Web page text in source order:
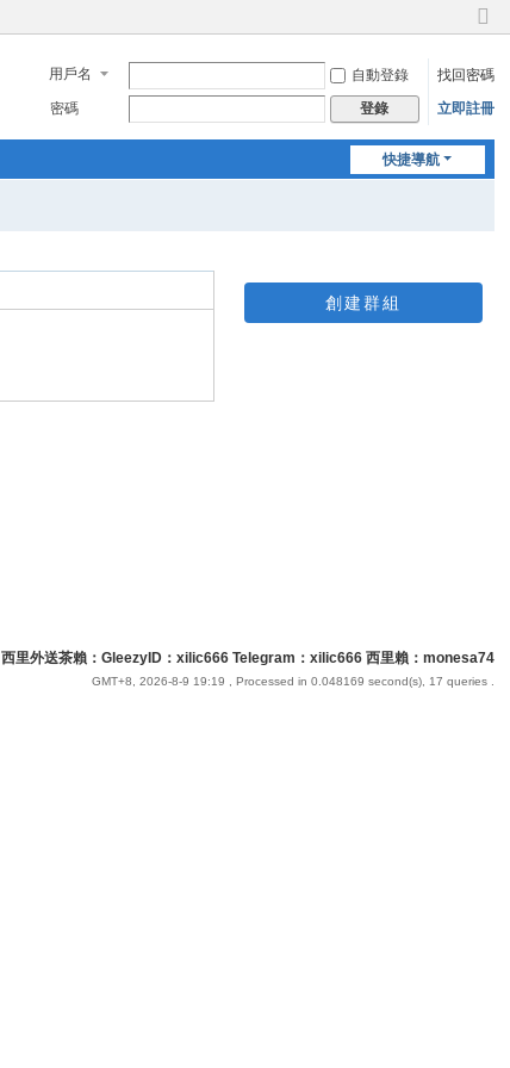
切
到
窄
用戶名 自動登錄
找回密碼
密碼
登錄 立即註冊
快捷導航
創建群組
西里外送茶賴：GleezyID：xilic666 Telegram：xilic666 西里賴：monesa74
GMT+8, 2026-8-9 19:19 , Processed in 0.048169 second(s), 17 queries .